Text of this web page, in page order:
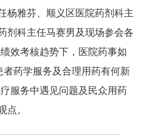
杨雅芬、顺义区医院药剂科主
剂科主任马赛男及现场参会各
效考核趋势下，医院药事如
者药学服务及合理用药有何新
服务中遇见问题及民众用药
点。